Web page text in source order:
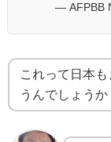
— AFPBB
これって日本
うんでしょうか